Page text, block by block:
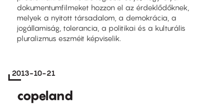
dokumentumfilmeket hozzon el az érdeklődőknek,
melyek a nyitott társadalom, a demokrácia, a
jogállamiság, tolerancia, a politikai és a kulturális
pluralizmus eszméit képviselik.
2013-10-21
copeland